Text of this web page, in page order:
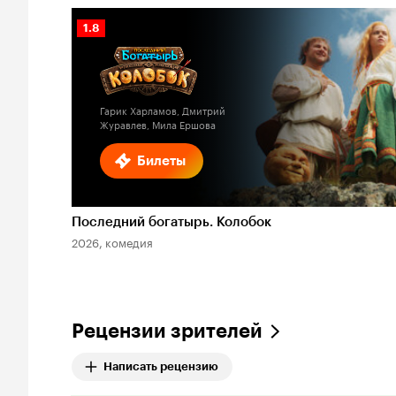
Билеты
Рейтинг
Кинопоиска
1.8
Гарик Харламов, Дмитрий
Журавлев, Мила Ершова
Последний богатырь. Колобок
2026, комедия
Рецензии зрителей
Написать рецензию